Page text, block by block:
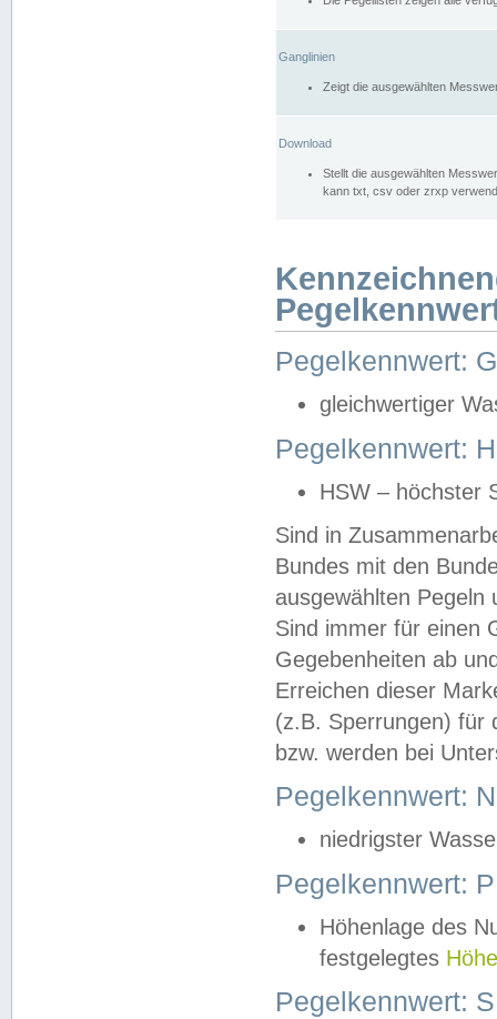
Ganglinien
Zeigt die ausgewählten
Download
Stellt die ausgewählten
kann txt, csv oder zrxp
Pegelkennwert:
gleichwertiger
Pegelkennwert:
HSW – höchster
Sind in
Bundes mit den
ausgewählten
Sind immer für einen
Gegebenheiten ab
Erreichen dieser
(z.B. Sperrungen) für
bzw. werden bei
Pegelkennwert:
niedrigster
Pegelkennwert:
Höhenlage des
festgelegtes
Pegelkennwert: